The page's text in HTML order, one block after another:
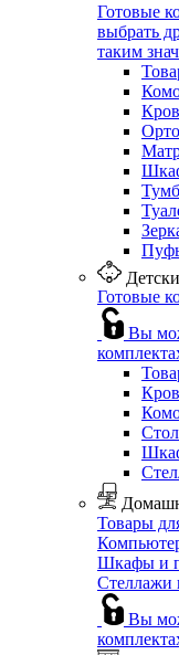
Готовые
выбрать
таким
Готовые
Вы
Товары
Шкафы и
Стеллажи
Вы